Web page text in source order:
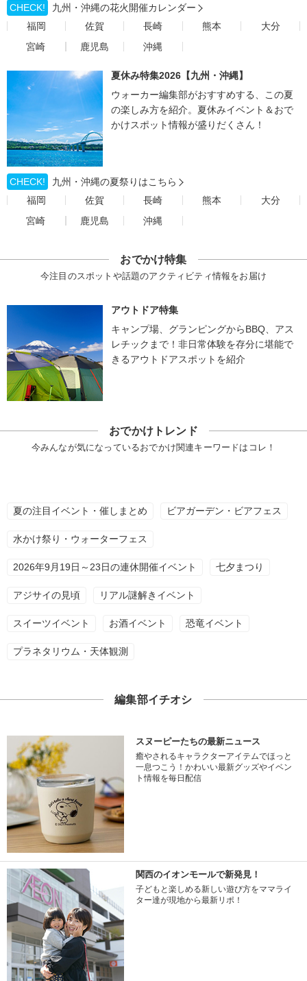
CHECK!
九州・沖縄の花火開催カレンダー
福岡
佐賀 長崎 熊本
大分
宮崎
鹿児島 沖縄
夏休み特集2026【九州・沖縄】
ウォーカー編集部がおすすめする、この夏
の楽しみ方を紹介。夏休みイベント＆おで
かけスポット情報が盛りだくさん！
CHECK!
九州・沖縄の夏祭りはこちら
福岡
佐賀 長崎 熊本
大分
宮崎
鹿児島 沖縄
おでかけ特集
今注目のスポットや話題のアクティビティ情報をお届け
アウトドア特集
キャンプ場、グランピングからBBQ、アス
レチックまで！非日常体験を存分に堪能で
きるアウトドアスポットを紹介
おでかけトレンド
今みんなが気になっているおでかけ関連キーワードはコレ！
夏の注目イベント・催しまとめ ビアガーデン・ビアフェス
水かけ祭り・ウォーターフェス
2026年9月19日～23日の連休開催イベント 七夕まつり
アジサイの見頃 リアル謎解きイベント
スイーツイベント お酒イベント 恐竜イベント
プラネタリウム・天体観測
編集部イチオシ
スヌーピーたちの最新ニュース
癒やされるキャラクターアイテムでほっと
一息つこう！かわいい最新グッズやイベン
ト情報を毎日配信
関西のイオンモールで新発見！
子どもと楽しめる新しい遊び方をママライ
ター達が現地から最新リポ！